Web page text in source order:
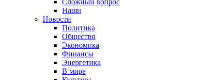
Сложный вопрос
Наши
Новости
Политика
Общество
Экономика
Финансы
Энергетика
В мире